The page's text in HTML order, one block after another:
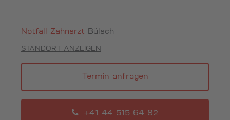
Notfall Zahnarzt Bülach
STANDORT ANZEIGEN
Termin anfragen
+41 44 515 64 82